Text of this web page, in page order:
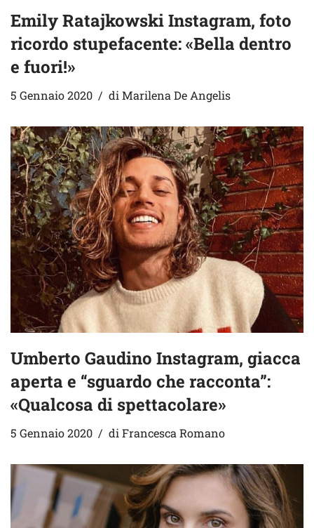
Emily Ratajkowski Instagram, foto
ricordo stupefacente: «Bella dentro
e fuori!»
5 Gennaio 2020 di Marilena De Angelis
Umberto Gaudino Instagram, giacca
aperta e “sguardo che racconta”:
«Qualcosa di spettacolare»
5 Gennaio 2020 di Francesca Romano